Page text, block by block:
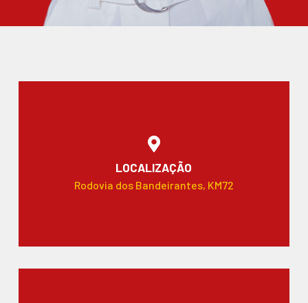
LOCALIZAÇÃO
Rodovia dos Bandeirantes, KM72